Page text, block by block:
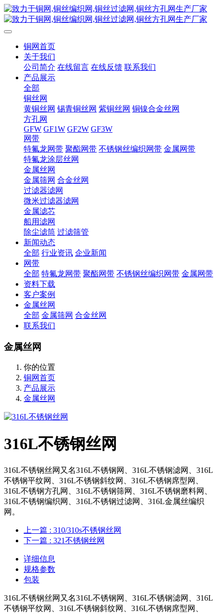
铜网首页
关于我们
公司简介 在线留言 在线反馈 联系我们
产品展示
全部
铜丝网
黄铜丝网 锡青铜丝网 紫铜丝网 铜镍合金丝网
方孔网
GFW GF1W GF2W GF3W
网带
特氟龙网带 聚酯网带 不锈钢丝编织网带 金属网带
特氟龙涂层丝网
金属丝网
金属筛网 合金丝网
过滤器滤网
微米过滤器滤网
金属滤芯
船用滤网
除尘滤筒 过滤筛管
新闻动态
全部 行业资讯 企业新闻
网带
全部 特氟龙网带 聚酯网带 不锈钢丝编织网带 金属网带
资料下载
客户案例
金属丝网
全部 金属筛网 合金丝网
联系我们
金属丝网
你的位置
铜网首页
产品展示
金属丝网
316L不锈钢丝网
316L不锈钢丝网又名316L不锈钢网、316L不锈钢滤网、316L
不锈钢平纹网、316L不锈钢斜纹网、316L不锈钢席型网、
316L不锈钢方孔网、316L不锈钢筛网、316L不锈钢磨料网、
316L不锈钢编织网、316L不锈钢过滤网、316L金属丝编织
网。
上一篇 : 310/310s不锈钢丝网
下一篇 : ​321不锈钢丝网
详细信息
规格参数
包装
316L不锈钢丝网又名316L不锈钢网、316L不锈钢滤网、316L
不锈钢平纹网、316L不锈钢斜纹网、316L不锈钢席型网、